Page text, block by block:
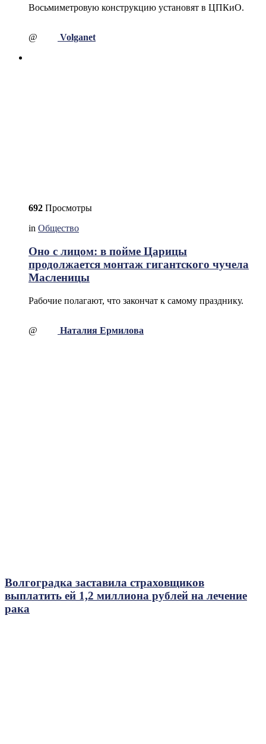
Восьмиметровую конструкцию установят в ЦПКиО.
@ Volganet
692 Просмотры
in Общество
Оно с лицом: в пойме Царицы
продолжается монтаж гигантского чучела
Масленицы
Рабочие полагают, что закончат к самому празднику.
@ Наталия Ермилова
Волгоградка заставила страховщиков
выплатить ей 1,2 миллиона рублей на лечение
рака